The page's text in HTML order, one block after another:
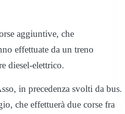
aggiuntive, che
effettuate da un treno
diesel-elettrico.
in precedenza svolti da bus.
che effettuerà due corse fra